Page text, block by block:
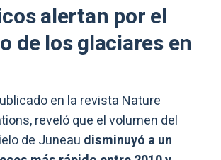
alertan por el
de los glaciares en
en la revista Nature
reveló que el volumen del
de Juneau disminuyó a un